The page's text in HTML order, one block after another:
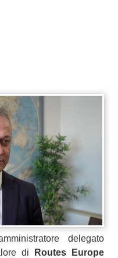
delegato
di
Routes Europe